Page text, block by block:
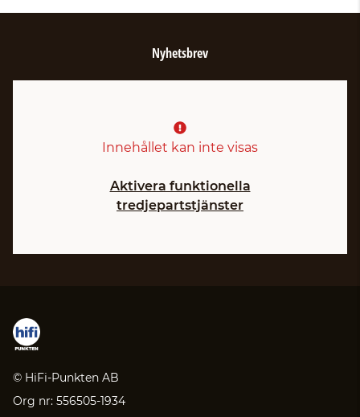
Nyhetsbrev
Innehållet kan inte visas
Aktivera funktionella
tredjepartstjänster
© HiFi-Punkten AB
Org nr: 556505-1934